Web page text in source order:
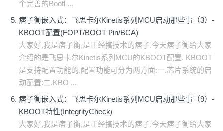
个完善的Bootl ...
痞子衡嵌入式：飞思卡尔Kinetis系列MCU启动那些事（3）-
KBOOT配置(FOPT/BOOT Pin/BCA)
大家好,我是痞子衡,是正经搞技术的痞子.今天痞子衡给大家
介绍的是飞思卡尔Kinetis系列MCU的KBOOT配置. KBOOT
是支持配置功能的,配置功能可分为两方面:一.芯片系统的启
动配置:二.KBO ...
痞子衡嵌入式：飞思卡尔Kinetis系列MCU启动那些事（9）-
KBOOT特性(IntegrityCheck)
大家好,我是痞子衡,是正经搞技术的痞子.今天痞子衡给大家